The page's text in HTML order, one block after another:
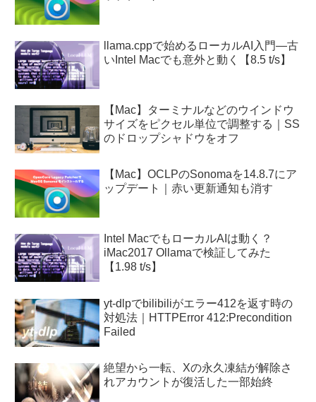
llama.cppで始めるローカルAI入門—古
いIntel Macでも意外と動く【8.5 t/s】
【Mac】ターミナルなどのウインドウ
サイズをピクセル単位で調整する｜SS
のドロップシャドウをオフ
【Mac】OCLPのSonomaを14.8.7にア
ップデート｜赤い更新通知も消す
Intel MacでもローカルAIは動く？
iMac2017 Ollamaで検証してみた
【1.98 t/s】
yt-dlpでbilibiliがエラー412を返す時の
対処法｜HTTPError 412:Precondition
Failed
絶望から一転、Xの永久凍結が解除さ
れアカウントが復活した一部始終